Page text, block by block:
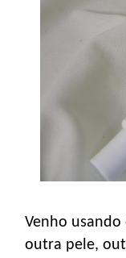
Venho
outra pele,